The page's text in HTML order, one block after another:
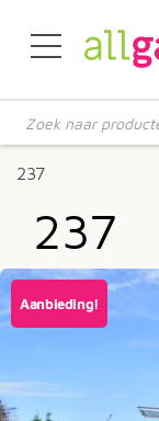
zoeken
237
237
Aanbieding!